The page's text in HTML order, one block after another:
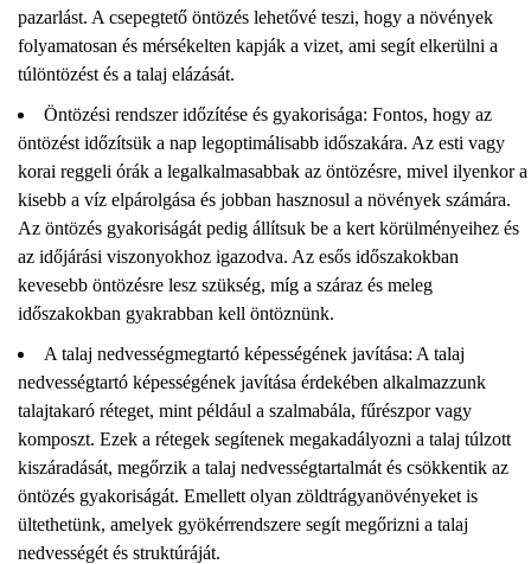
pazarlást. A csepegtető öntözés lehetővé teszi, hogy a növények
folyamatosan és mérsékelten kapják a vizet, ami segít elkerülni a
túlöntözést és a talaj elázását.
Öntözési rendszer időzítése és gyakorisága: Fontos, hogy az
öntözést időzítsük a nap legoptimálisabb időszakára. Az esti vagy
korai reggeli órák a legalkalmasabbak az öntözésre, mivel ilyenkor a
kisebb a víz elpárolgása és jobban hasznosul a növények számára.
Az öntözés gyakoriságát pedig állítsuk be a kert körülményeihez és
az időjárási viszonyokhoz igazodva. Az esős időszakokban
kevesebb öntözésre lesz szükség, míg a száraz és meleg
időszakokban gyakrabban kell öntöznünk.
A talaj nedvességmegtartó képességének javítása: A talaj
nedvességtartó képességének javítása érdekében alkalmazzunk
talajtakaró réteget, mint például a szalmabála, fűrészpor vagy
komposzt. Ezek a rétegek segítenek megakadályozni a talaj túlzott
kiszáradását, megőrzik a talaj nedvességtartalmát és csökkentik az
öntözés gyakoriságát. Emellett olyan zöldtrágyanövényeket is
ültethetünk, amelyek gyökérrendszere segít megőrizni a talaj
nedvességét és struktúráját.